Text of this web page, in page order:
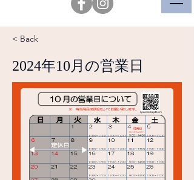
< Back
2024年10月の営業日